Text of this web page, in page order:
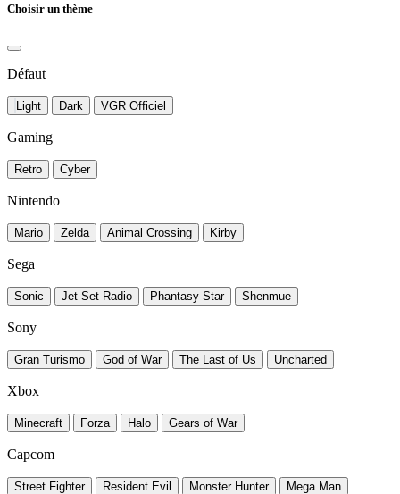
Choisir un thème
Défaut
Light Dark VGR Officiel
Gaming
Retro Cyber
Nintendo
Mario Zelda Animal Crossing Kirby
Sega
Sonic Jet Set Radio Phantasy Star Shenmue
Sony
Gran Turismo God of War The Last of Us Uncharted
Xbox
Minecraft Forza Halo Gears of War
Capcom
Street Fighter Resident Evil Monster Hunter Mega Man